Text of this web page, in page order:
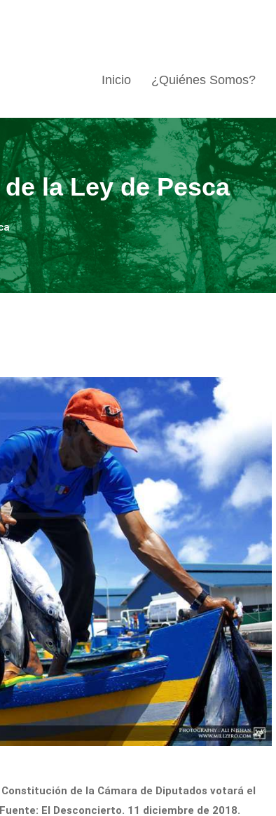
Inicio ¿Quiénes Somos?
la Ley de Pesca
de la Cámara de Diputados votará el
El Desconcierto. 11 diciembre de 2018.